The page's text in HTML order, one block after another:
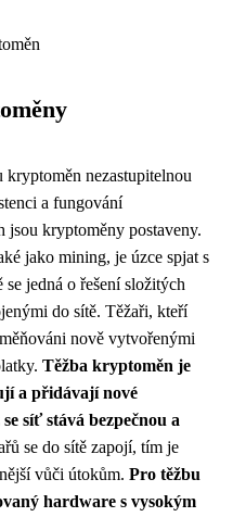
kryptoměn nezastupitelnou
a fungování
jsou kryptoměny postaveny.
jako mining, je úzce spjat s
jedná o řešení složitých
do sítě. Těžaři, kteří
nově vytvořenými
Těžba kryptoměn je
a přidávají nové
síť stává bezpečnou a
se do sítě zapojí, tím je
vůči útokům. Pro těžbu
hardware s vysokým